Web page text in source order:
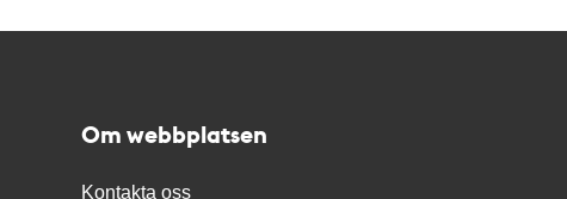
Om webbplatsen
Kontakta oss